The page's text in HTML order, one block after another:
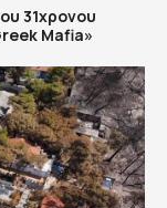
31χρονου
Mafia»